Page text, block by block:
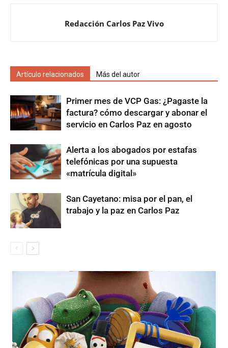
Redacción Carlos Paz Vivo
Artículo relacionados Más del autor
Primer mes de VCP Gas: ¿Pagaste la
factura? cómo descargar y abonar el
servicio en Carlos Paz en agosto
Alerta a los abogados por estafas
telefónicas por una supuesta
«matrícula digital»
San Cayetano: misa por el pan, el
trabajo y la paz en Carlos Paz